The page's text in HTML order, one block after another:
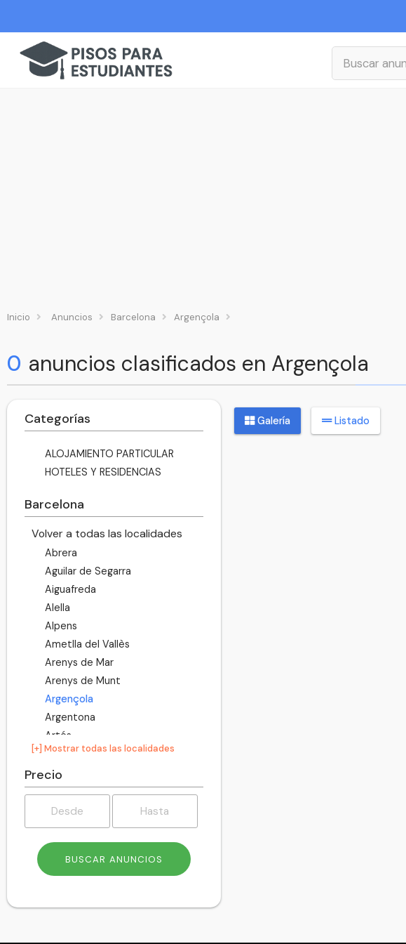
Inicio Anuncios Barcelona Argençola
0 anuncios clasificados en Argençola
Categorías
ALOJAMIENTO PARTICULAR
HOTELES Y RESIDENCIAS
Barcelona
Volver a todas las localidades
Abrera
Aguilar de Segarra
Aiguafreda
Alella
Alpens
Ametlla del Vallès
Arenys de Mar
Arenys de Munt
Argençola
Argentona
Artés
Avià
Avinyó
Avinyonet del Penedès
Badalona
Badia del Vallès
Bagà
Balenyà
[+] Mostrar todas las localidades
Precio
Galería Listado